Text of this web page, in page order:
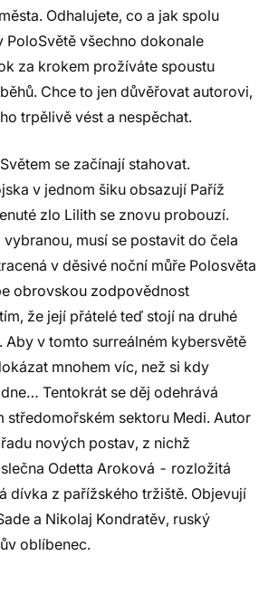
Odhalujete, co a jak spolu
PoloSvětě všechno dokonale
za krokem prožíváte spoustu
Chce to jen důvěřovat autorovi,
trpělivě vést a nespěchat.
se začínají stahovat.
v jednom šiku obsazují Paříž
zlo Lilith se znovu probouzí.
vybranou, musí se postavit do čela
v děsivé noční můře Polosvěta
obrovskou zodpovědnost
že její přátelé teď stojí na druhé
Aby v tomto surreálném kybersvětě
mnohem víc, než si kdy
Tentokrát se děj odehrává
středomořském sektoru Medi. Autor
nových postav, z nichž
Odetta Aroková - rozložitá
dívka z pařížského tržiště. Objevují
a Nikolaj Kondratěv, ruský
oblíbenec.